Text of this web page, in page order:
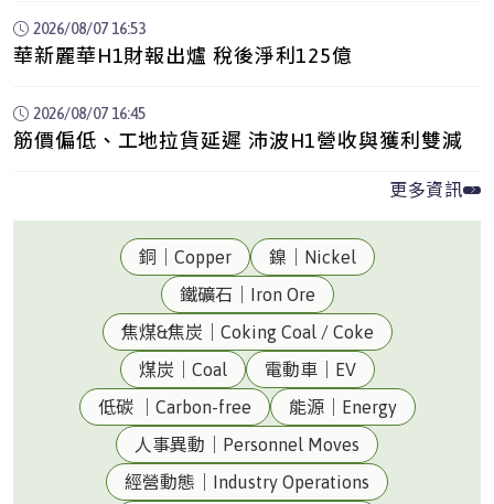
2026/08/07 16:53
華新麗華H1財報出爐 稅後淨利125億
2026/08/07 16:45
筋價偏低、工地拉貨延遲 沛波H1營收與獲利雙減
更多資訊
銅｜Copper
鎳｜Nickel
鐵礦石｜Iron Ore
焦煤&焦炭｜Coking Coal / Coke
煤炭｜Coal
電動車｜EV
低碳 ｜Carbon-free
能源｜Energy
人事異動｜Personnel Moves
經營動態｜Industry Operations